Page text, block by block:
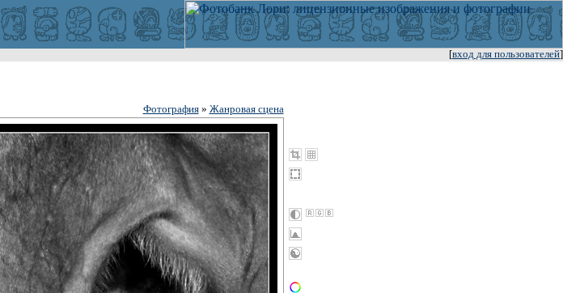
[вход для пользователей]
Фотография» Жанровая сцена